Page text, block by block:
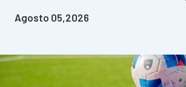
Agosto 05,2026